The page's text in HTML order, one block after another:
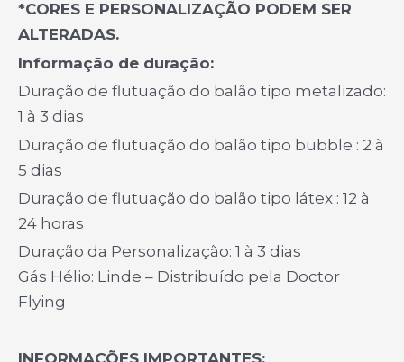
*CORES E PERSONALIZAÇÃO PODEM SER
ALTERADAS.
Informação de duração:
Duração de flutuação do balão tipo metalizado:
1 à 3 dias
Duração de flutuação do balão tipo bubble : 2 à
5 dias
Duração de flutuação do balão tipo látex : 12 à
24 horas
Duração da Personalização: 1 à 3 dias
Gás Hélio: Linde – Distribuído pela Doctor
Flying